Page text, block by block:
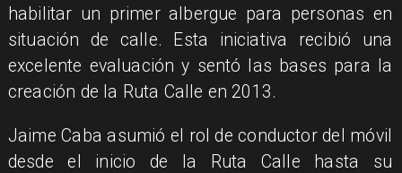
habilitar un primer albergue para personas en
situación de calle. Esta iniciativa recibió una
excelente evaluación y sentó las bases para la
creación de la Ruta Calle en 2013.
Jaime Caba asumió el rol de conductor del móvil
desde el inicio de la Ruta Calle hasta su